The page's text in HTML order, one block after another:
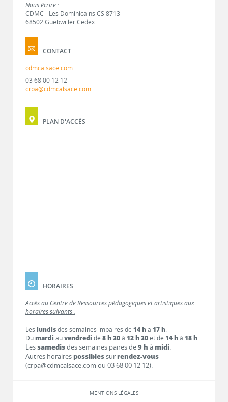
Nous écrire :
CDMC - Les Dominicains CS 8713
68502 Guebwiller Cedex
CONTACT
cdmcalsace.com
03 68 00 12 12
crpa@cdmcalsace.com
PLAN D'ACCÈS
HORAIRES
Accès au Centre de Ressources pédagogiques et artistiques aux
horaires suivants :
Les lundisdes semaines impaires de 14 hà 17 h.
Dumardi auvendredi de 8 h 30à 12 h 30et de 14 hà 18 h.
Lessamedisdes semaines paires de9 h à midi.
Autres horaires possiblessur rendez-vous
(crpa@cdmcalsace.com ou 03 68 00 12 12).
MENTIONS LÉGALES